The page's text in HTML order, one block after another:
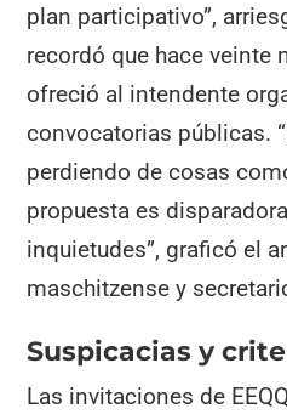
plan participativo”,
recordó que hace veinte
ofreció al intendente
convocatorias públicas.
perdiendo de cosas
propuesta es
inquietudes”, graficó el
maschitzense y
Suspicacias y
Las invitaciones de